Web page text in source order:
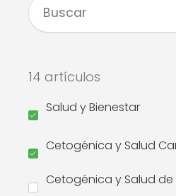
14 artículos
Salud y Bienestar
Cetogénica y Salud
Cetogénica y Salud de